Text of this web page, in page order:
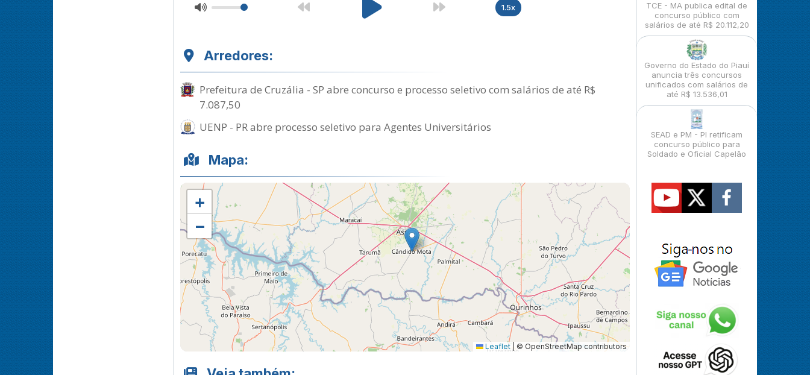
1.5x
Arredores:
Prefeitura de Cruzália - SP abre concurso e processo seletivo com salários de até R$
7.087,50
UENP - PR abre processo seletivo para Agentes Universitários
Mapa:
+
−
Leaflet © OpenStreetMap contributors
TCE - MA publica edital de
concurso público com
salários de até R$ 20.112,20
Governo do Estado do Piauí
anuncia três concursos
unificados com salários de
até R$ 13.536,01
SEAD e PM - PI retificam
concurso público para
Soldado e Oficial Capelão